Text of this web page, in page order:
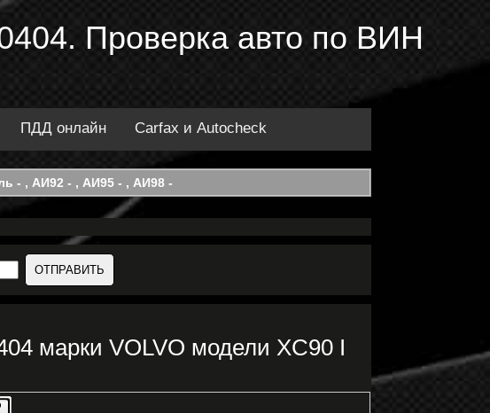
Проверка авто по ВИН
ПДД онлайн Carfax и Autocheck
- , АИ92 - , АИ95 - , АИ98 -
марки VOLVO модели XC90 I